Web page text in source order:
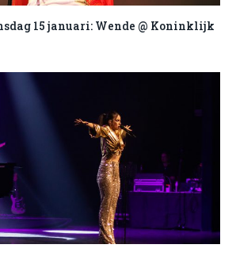
15 januari: Wende @ Koninklijk